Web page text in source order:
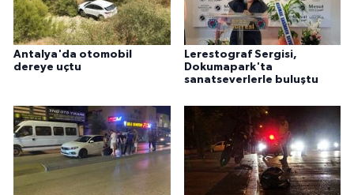
Antalya'da otomobil
dereye uçtu
Lerestograf Sergisi,
Dokumapark'ta
sanatseverlerle buluştu